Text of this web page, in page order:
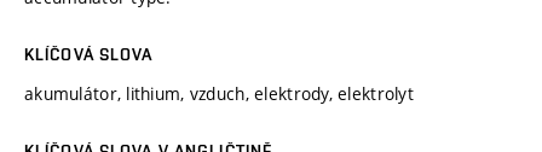
KLÍČOVÁ SLOVA
akumulátor, lithium, vzduch, elektrody, elektrolyt